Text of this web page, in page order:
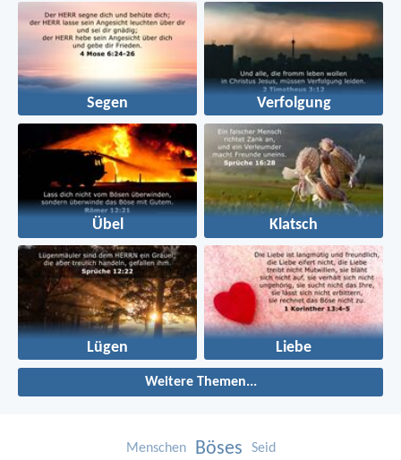
Segen Verfolgung
Übel Klatsch
Lügen Liebe
Weitere Themen...
Menschen Böses Seid